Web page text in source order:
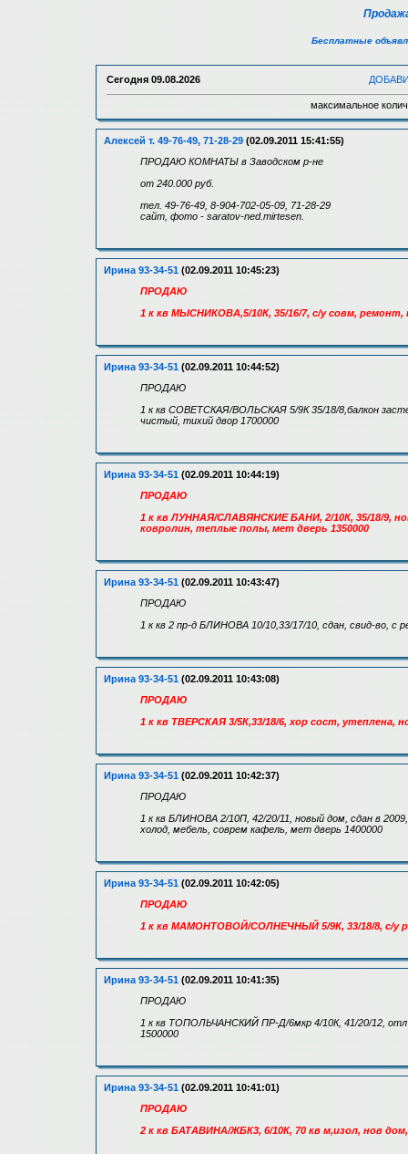
Бесплатные
Сегодня 09.08.2026
максимальное
Алексей т. 49-76-49, 71-28-29 (02.09.2011 15:41:55)
ПРОДАЮ КОМНАТЫ в Заводском р-не
от 240.000 руб.
тел. 49-76-49, 8-904-702-05-09, 71-28-29
сайт, фото - saratov-ned.mirtesen.
Ирина 93-34-51 (02.09.2011 10:45:23)
ПРОДАЮ
1 к кв МЫСНИКОВА,5/10К, 35/16/7, с/у совм,
Ирина 93-34-51 (02.09.2011 10:44:52)
ПРОДАЮ
1 к кв СОВЕТСКАЯ/ВОЛЬСКАЯ 5/9К 35/18/8,балкон
чистый, тихий двор 1700000
Ирина 93-34-51 (02.09.2011 10:44:19)
ПРОДАЮ
1 к кв ЛУННАЯ/СЛАВЯНСКИЕ БАНИ, 2/10К, 35/18/9,
ковролин, теплые полы, мет дверь 1350000
Ирина 93-34-51 (02.09.2011 10:43:47)
ПРОДАЮ
1 к кв 2 пр-д БЛИНОВА 10/10,33/17/10, сдан, свид-во, с
Ирина 93-34-51 (02.09.2011 10:43:08)
ПРОДАЮ
1 к кв ТВЕРСКАЯ 3/5К,33/18/6, хор сост, утеплена,
Ирина 93-34-51 (02.09.2011 10:42:37)
ПРОДАЮ
1 к кв БЛИНОВА 2/10П, 42/20/11, новый дом, сдан в
холод, мебель, соврем кафель, мет дверь 1400000
Ирина 93-34-51 (02.09.2011 10:42:05)
ПРОДАЮ
1 к кв МАМОНТОВОЙ/СОЛНЕЧНЫЙ 5/9К, 33/18/8, с/у
Ирина 93-34-51 (02.09.2011 10:41:35)
ПРОДАЮ
1 к кв ТОПОЛЬЧАНСКИЙ ПР-Д/6мкр 4/10К, 41/20/12,
1500000
Ирина 93-34-51 (02.09.2011 10:41:01)
ПРОДАЮ
2 к кв БАТАВИНА/ЖБК3, 6/10К, 70 кв м,изол, нов